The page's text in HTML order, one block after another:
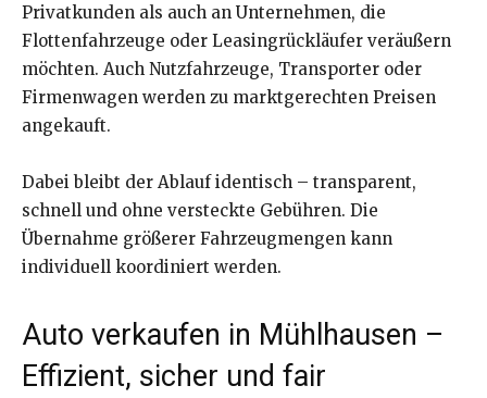
Privatkunden als auch an Unternehmen, die
Flottenfahrzeuge oder Leasingrückläufer veräußern
möchten. Auch Nutzfahrzeuge, Transporter oder
Firmenwagen werden zu marktgerechten Preisen
angekauft.
Dabei bleibt der Ablauf identisch – transparent,
schnell und ohne versteckte Gebühren. Die
Übernahme größerer Fahrzeugmengen kann
individuell koordiniert werden.
Auto verkaufen in Mühlhausen –
Effizient, sicher und fair